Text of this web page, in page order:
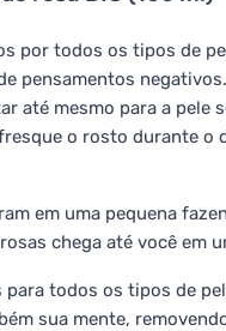
por todos os tipos de
pensamentos
até mesmo para a pele
o rosto durante o
em uma pequena
chega até você em
todos os tipos de
sua mente,